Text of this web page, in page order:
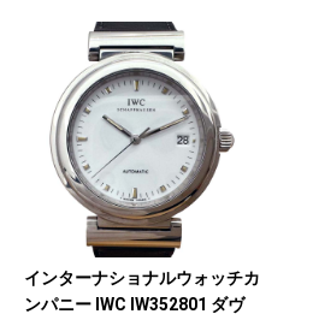
インターナショナルウォッチカ
ンパニー IWC IW352801 ダヴ